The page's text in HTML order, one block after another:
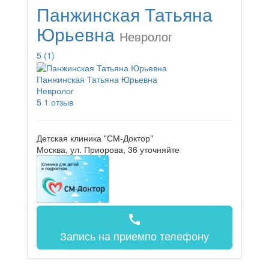
Панжинская Татьяна
Юрьевна Невролог
5 (1)
Панжинская Татьяна Юрьевна
Невролог
5 1 отзыв
Детская клиника "СМ-Доктор"
Москва, ул. Приорова, 36 уточняйте
call
Запись на приемпо телефону